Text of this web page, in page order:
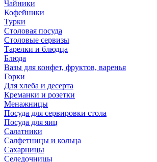
Чайники
Кофейники
Турки
Столовая посуда
Столовые сервизы
Тарелки и блюдца
Блюда
Вазы для конфет, фруктов, варенья
Горки
Для хлеба и десерта
Креманки и розетки
Менажницы
Посуда для сервировки стола
Посуда для яиц
Салатники
Салфетницы и кольца
Сахарницы
Селедочницы